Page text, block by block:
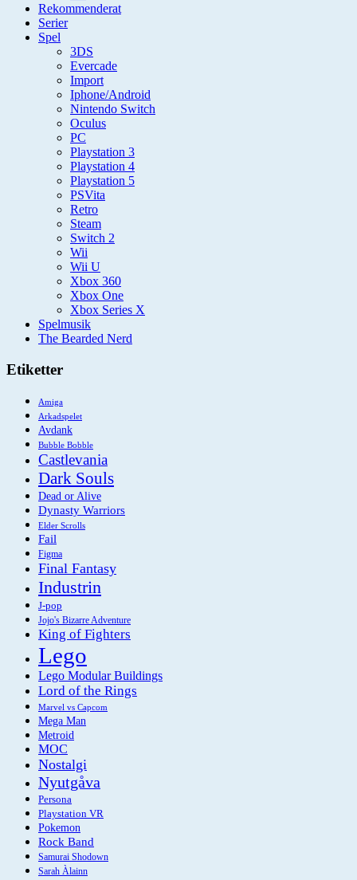
Rekommenderat
Serier
Spel
3DS
Evercade
Import
Iphone/Android
Nintendo Switch
Oculus
PC
Playstation 3
Playstation 4
Playstation 5
PSVita
Retro
Steam
Switch 2
Wii
Wii U
Xbox 360
Xbox One
Xbox Series X
Spelmusik
The Bearded Nerd
Etiketter
Amiga
Arkadspelet
Avdank
Bubble Bobble
Castlevania
Dark Souls
Dead or Alive
Dynasty Warriors
Elder Scrolls
Fail
Figma
Final Fantasy
Industrin
J-pop
Jojo's Bizarre Adventure
King of Fighters
Lego
Lego Modular Buildings
Lord of the Rings
Marvel vs Capcom
Mega Man
Metroid
MOC
Nostalgi
Nyutgåva
Persona
Playstation VR
Pokemon
Rock Band
Samurai Shodown
Sarah Àlainn